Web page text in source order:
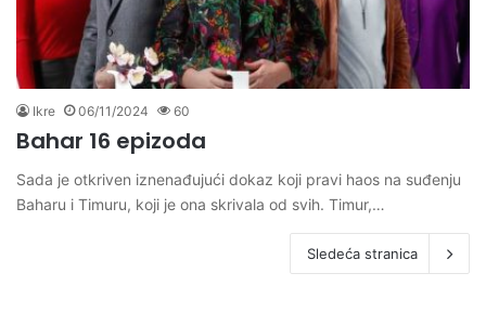
Ikre 06/11/2024 60
Bahar 16 epizoda
Sada je otkriven iznenađujući dokaz koji pravi haos na suđenju
Baharu i Timuru, koji je ona skrivala od svih. Timur,…
Sledeća stranica